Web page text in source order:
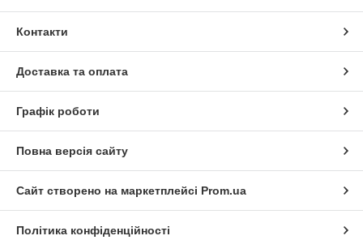
Контакти
Доставка та оплата
Графік роботи
Повна версія сайту
Сайт створено на маркетплейсі Prom.ua
Політика конфіденційності